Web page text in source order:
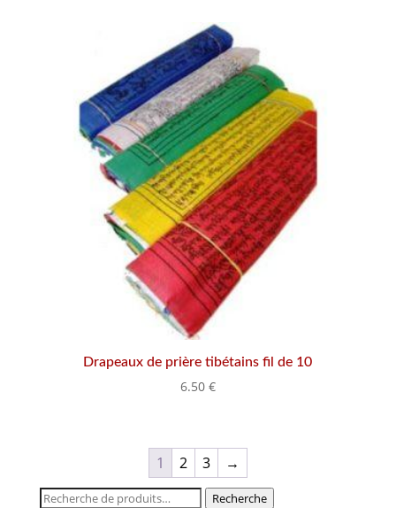
Drapeaux de prière tibétains fil de 10
6.50 €
1 2 3
→
Recherche
Recherche